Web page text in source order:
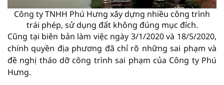
Công ty TNHH Phú Hưng xây dựng nhiều công trình
trái phép, sử dụng đất không đúng mục đích.
Cũng tại biên bản làm việc ngày 3/1/2020 và 18/5/2020,
chính quyền địa phương đã chỉ rõ những sai phạm và
đề nghị tháo dỡ công trình sai phạm của Công ty Phú
Hưng.